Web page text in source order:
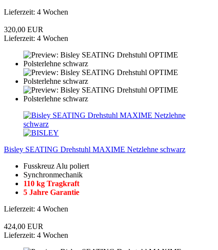
Lieferzeit: 4 Wochen
320,00 EUR
Lieferzeit: 4 Wochen
Bisley SEATING Drehstuhl MAXIME Netzlehne schwarz
Fusskreuz Alu poliert
Synchronmechanik
110 kg Tragkraft
5 Jahre Garantie
Lieferzeit: 4 Wochen
424,00 EUR
Lieferzeit: 4 Wochen